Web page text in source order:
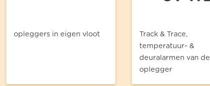
opleggers in eigen vloot
Track & Trace,
temperatuur- &
deuralarmen van de
oplegger